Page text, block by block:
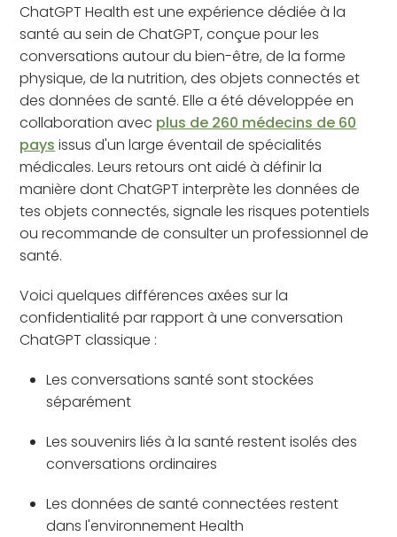
ChatGPT Health est une expérience dédiée à la
santé au sein de ChatGPT, conçue pour les
conversations autour du bien-être, de la forme
physique, de la nutrition, des objets connectés et
des données de santé. Elle a été développée en
collaboration avec plus de 260 médecins de 60
pays issus d'un large éventail de spécialités
médicales. Leurs retours ont aidé à définir la
manière dont ChatGPT interprète les données de
tes objets connectés, signale les risques potentiels
ou recommande de consulter un professionnel de
santé.
Voici quelques différences axées sur la
confidentialité par rapport à une conversation
ChatGPT classique :
Les conversations santé sont stockées
séparément
Les souvenirs liés à la santé restent isolés des
conversations ordinaires
Les données de santé connectées restent
dans l'environnement Health